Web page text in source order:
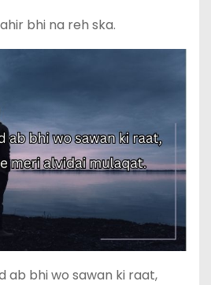
bhi na reh ska.
ab bhi wo sawan ki raat,